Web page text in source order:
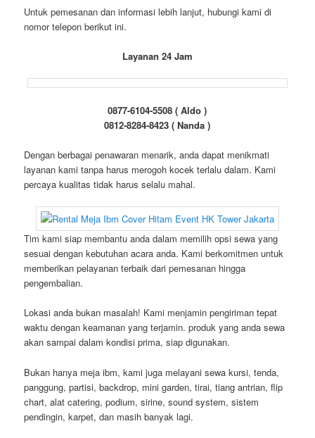
Untuk pemesanan dan informasi lebih lanjut, hubungi kami di
nomor telepon berikut ini.
Layanan 24 Jam
0877-6104-5508 ( Aldo )
0812-8284-8423 ( Nanda )
Dengan berbagai penawaran menarik, anda dapat menikmati
layanan kami tanpa harus merogoh kocek terlalu dalam. Kami
percaya kualitas tidak harus selalu mahal.
Tim kami siap membantu anda dalam memilih opsi sewa yang
sesuai dengan kebutuhan acara anda. Kami berkomitmen untuk
memberikan pelayanan terbaik dari pemesanan hingga
pengembalian.
Lokasi anda bukan masalah! Kami menjamin pengiriman tepat
waktu dengan keamanan yang terjamin. produk yang anda sewa
akan sampai dalam kondisi prima, siap digunakan.
Bukan hanya meja ibm, kami juga melayani sewa kursi, tenda,
panggung, partisi, backdrop, mini garden, tirai, tiang antrian, flip
chart, alat catering, podium, sirine, sound system, sistem
pendingin, karpet, dan masih banyak lagi.